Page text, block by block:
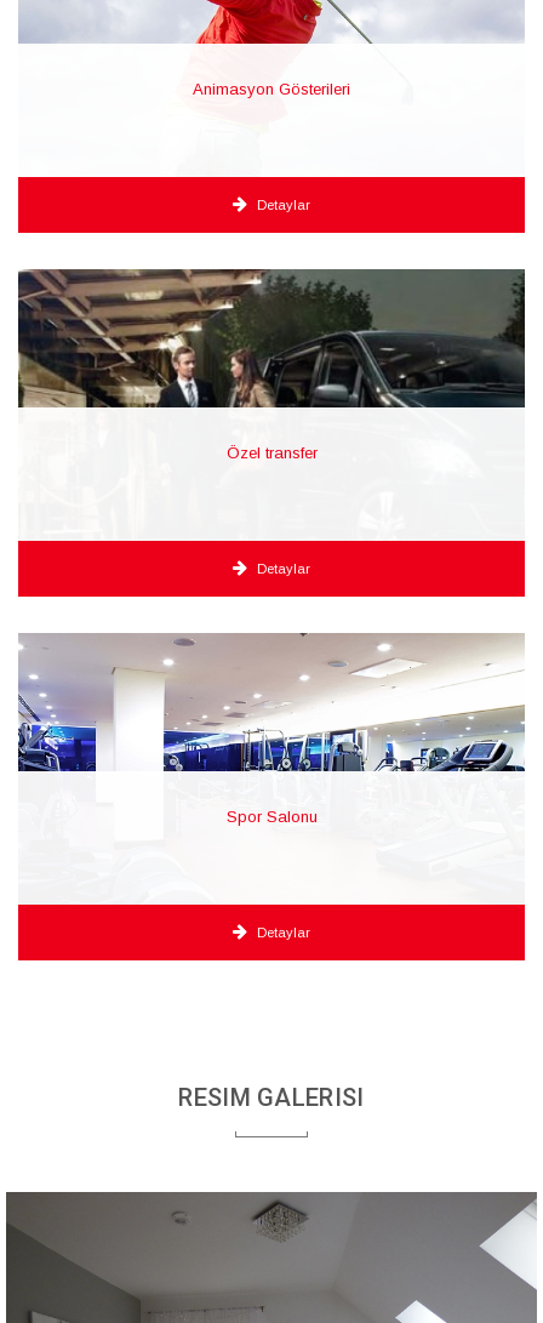
Animasyon Gösterileri
Detaylar
Özel transfer
Detaylar
Spor Salonu
Detaylar
RESIM GALERISI